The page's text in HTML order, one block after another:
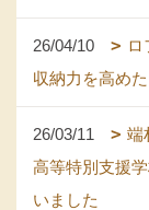
26/04/10
ロ
収納力を高め
26/03/11
端
高等特別支援
いました